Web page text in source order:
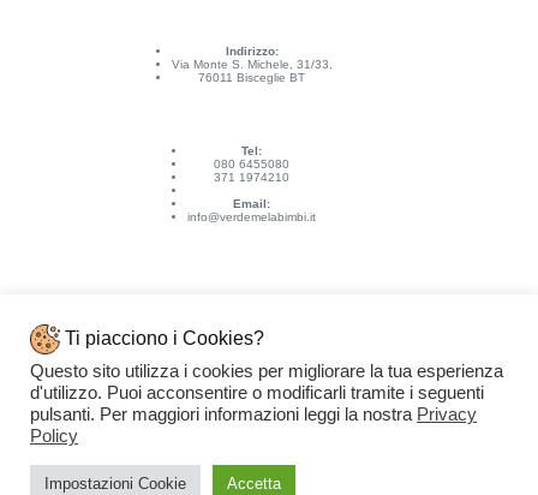
Indirizzo:
Via Monte S. Michele, 31/33,
76011 Bisceglie BT
Tel:
080 6455080
371 1974210
Email:
info@verdemelabimbi.it
Link Utili
Spedizioni e pagamenti
Condizioni di vendita
Ti piacciono i Cookies?
Questo sito utilizza i cookies per migliorare la tua esperienza
d'utilizzo. Puoi acconsentire o modificarli tramite i seguenti
pulsanti. Per maggiori informazioni leggi la nostra Privacy
Policy
Impostazioni Cookie Accetta